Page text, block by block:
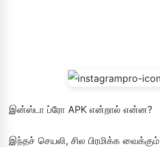
இன்ஸ்டா ப்ரோ APK என்றால் என்ன?
இந்தச் செயலி, சில பிரமிக்க